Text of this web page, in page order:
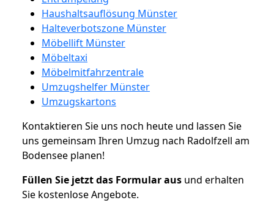
Haushaltsauflösung Münster
Halteverbotszone Münster
Möbellift Münster
Möbeltaxi
Möbelmitfahrzentrale
Umzugshelfer Münster
Umzugskartons
Kontaktieren Sie uns noch heute und lassen Sie
uns gemeinsam Ihren Umzug nach Radolfzell am
Bodensee planen!
Füllen Sie jetzt das Formular aus und erhalten
Sie kostenlose Angebote.